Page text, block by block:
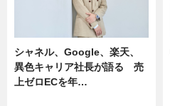
シャネル、Google、楽天、
異色キャリア社長が語る 売
上ゼロECを年…